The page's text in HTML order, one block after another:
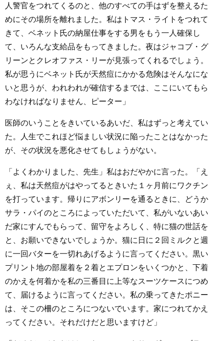
人警官をつれてくるのと、他のすべての手はずを整えるた
めにその場所を離れました。私はトマス・ライトをつれて
きて、ベネット氏の納屋仕事をする男をもう一人確保し
て、いろんな支給品をもってきました。夜はジャコブ・グ
リーンとクレオファス・リーが見張ってくれるでしょう。
私が思うにベネット氏が天然痘にかかる危険はそんなにな
いと思うが、われわれが確信するまでは、ここにいてもら
わなければなりません、ピーター」
医師のいうことをきいているあいだ、私はずっと考えてい
た。人生でこれほど悩ましい状況に陥ったことはなかった
が、その状況を悪化させてもしょうがない。
「よくわかりました、先生」私はおだやかに言った。「え
ぇ、私は天然痘がはやってるときいた１ヶ月前にワクチン
を打っています。帰りにアボンリーを通るときに、どうか
サラ・パイのところによっていただいて、私がいないあい
だ家にすんでもらって、留守をよろしく、特に猫の世話を
と、お願いできないでしょうか。猫に日に２回ミルクと週
に一回バターを一切れあげるように言ってください。黒い
プリント地の部屋着を２着とエプロンをいくつかと、下着
のかえを何着かを私の三番目に上等なスーツケースにつめ
て、届けるように言ってください。私の乗ってきたポニー
は、そこの柵のところにつないでいます。家につれてかえ
ってください。それだけだと思いますけど」